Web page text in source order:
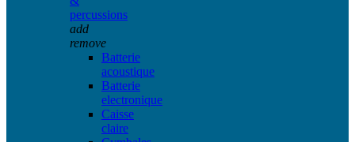
percussions
add
remove
Batterie
acoustique
Batterie
electronique
Caisse
claire